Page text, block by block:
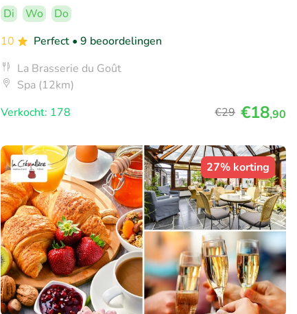
Di Wo
Do
10
Perfect • 9 beoordelingen
La Brasserie du Goût
Spa (12km)
Verkocht: 178
€29 €18,90
27% korting